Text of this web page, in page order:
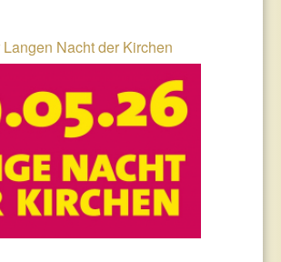
Nacht der Kirchen